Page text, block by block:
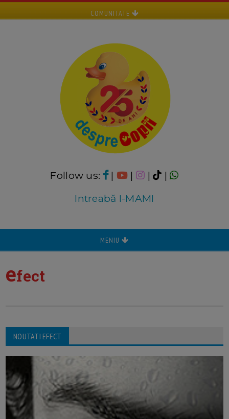
COMUNITATE
Follow us: | | |
|
Intreabă I-MAMI
MENIU
efect
NOUTATI EFECT